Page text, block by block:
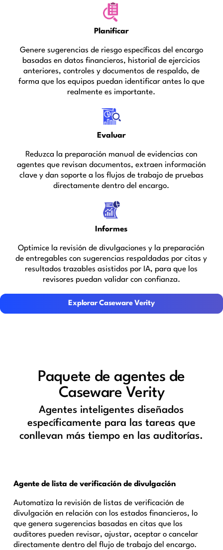
Planificar
Genere sugerencias de riesgo específicas del encargo
basadas en datos financieros, historial de ejercicios
anteriores, controles y documentos de respaldo, de
forma que los equipos puedan identificar antes lo que
realmente es importante.
Evaluar
Reduzca la preparación manual de evidencias con
agentes que revisan documentos, extraen información
clave y dan soporte a los flujos de trabajo de pruebas
directamente dentro del encargo.
Informes
Optimice la revisión de divulgaciones y la preparación
de entregables con sugerencias respaldadas por citas y
resultados trazables asistidos por IA, para que los
revisores puedan validar con confianza.
Explorar Caseware Verity
Explorar Caseware Verity
Paquete de agentes de
Caseware Verity
Agentes inteligentes diseñados
específicamente para las tareas que
conllevan más tiempo en las auditorías.
Agente de lista de verificación de divulgación
Automatiza la revisión de listas de verificación de
divulgación en relación con los estados financieros, lo
que genera sugerencias basadas en citas que los
auditores pueden revisar, ajustar, aceptar o cancelar
directamente dentro del flujo de trabajo del encargo.